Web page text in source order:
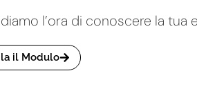
l’ora di conoscere la tua
il Modulo